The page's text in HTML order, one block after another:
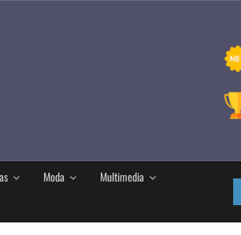
Moda
Multimedia